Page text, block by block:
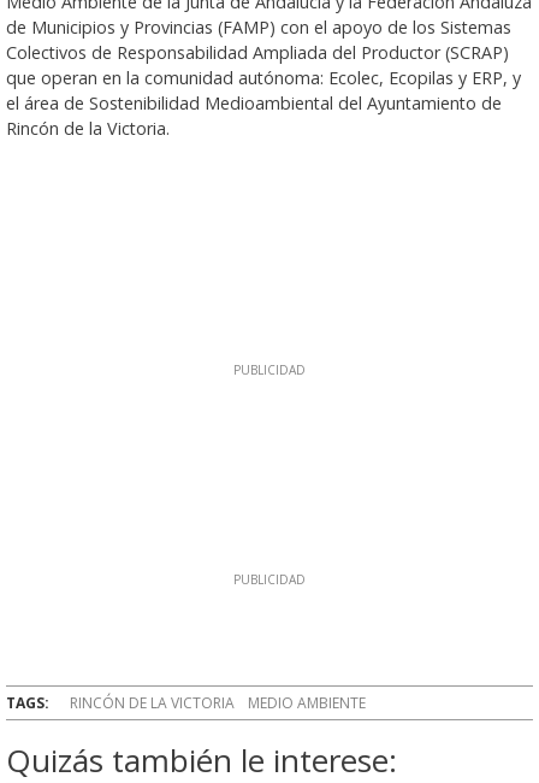
de Municipios y Provincias (FAMP) con el apoyo de los Sistemas
Colectivos de Responsabilidad Ampliada del Productor (SCRAP)
que operan en la comunidad autónoma: Ecolec, Ecopilas y ERP, y
el área de Sostenibilidad Medioambiental del Ayuntamiento de
Rincón de la Victoria.
TAGS: RINCÓN DE LA VICTORIA MEDIO AMBIENTE
Quizás también le interese: